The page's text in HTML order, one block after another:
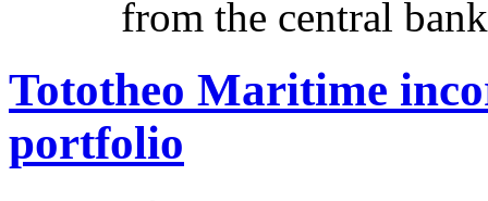
from the central
Tototheo Maritime
portfolio